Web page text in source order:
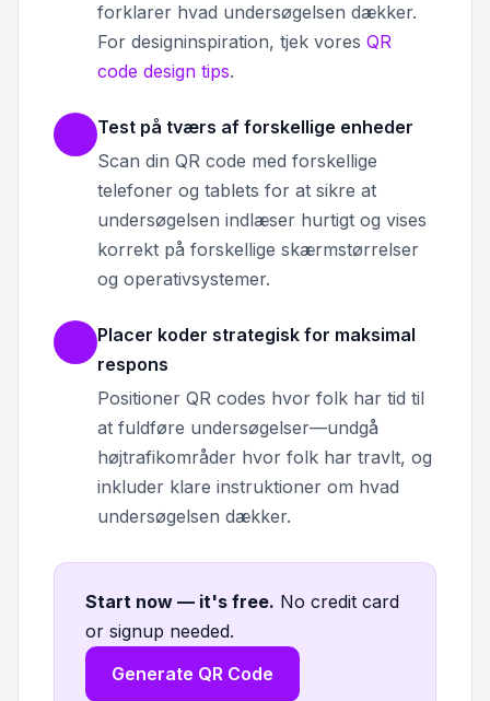
forklarer hvad undersøgelsen dækker.
For designinspiration, tjek vores QR
code design tips.
Test på tværs af forskellige enheder
Scan din QR code med forskellige
telefoner og tablets for at sikre at
undersøgelsen indlæser hurtigt og vises
korrekt på forskellige skærmstørrelser
og operativsystemer.
Placer koder strategisk for maksimal
respons
Positioner QR codes hvor folk har tid til
at fuldføre undersøgelser—undgå
højtrafikområder hvor folk har travlt, og
inkluder klare instruktioner om hvad
undersøgelsen dækker.
Start now — it's free. No credit card
or signup needed.
Generate QR Code